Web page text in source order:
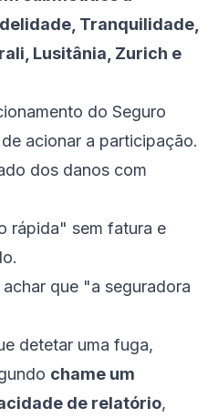
Tranquilidade,
Lusitânia, Zurich e
do Seguro
acionar a participação.
dos danos com
rápida" sem fatura e
que "a seguradora
detetar uma fuga,
chame um
de relatório,